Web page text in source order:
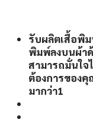
รับผลิตเสื้อพิ
พิมพ์ลงบนผ้า
สามารถมั่นใ
ต้องการของคุ
มากว่า1